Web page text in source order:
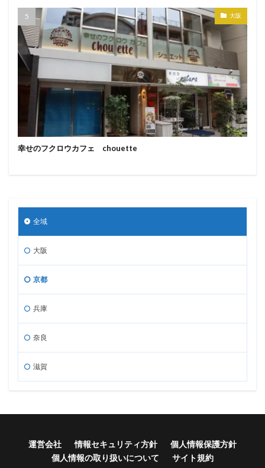
大阪
幸せのフクロウカフェ chouette
全域
大阪
京都
兵庫
奈良
滋賀
運営会社 情報セキュリティ方針
個人情報保護方針
個人情報の取り扱いについて
サイト規約